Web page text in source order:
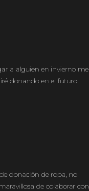
a alguien en invierno me
donando en el futuro.
donación de ropa, no
de colaborar con